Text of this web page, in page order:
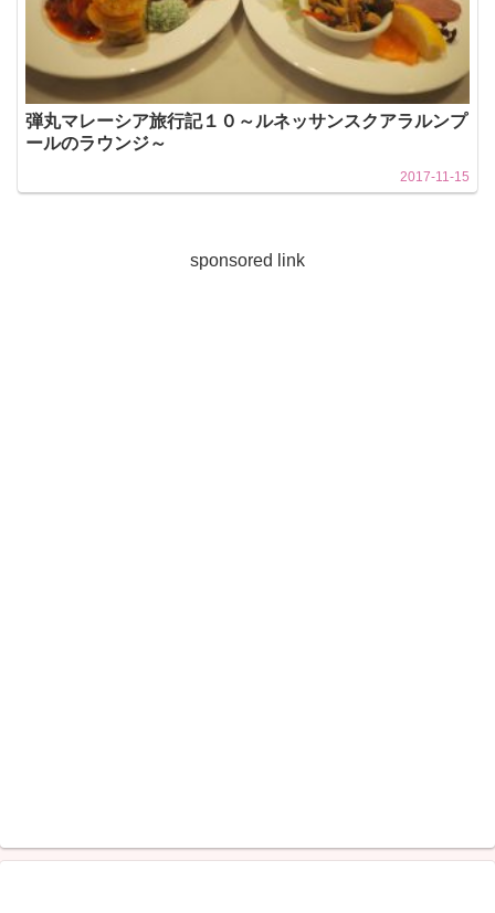
弾丸マレーシア旅行記１０～ルネッサンスクアラルンプ
ールのラウンジ～
2017-11-15
sponsored link